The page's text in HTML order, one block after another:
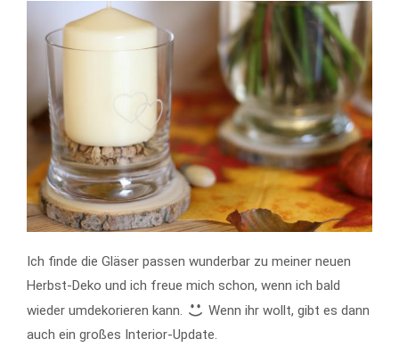
Ich finde die Gläser passen wunderbar zu meiner neuen
Herbst-Deko und ich freue mich schon, wenn ich bald
wieder umdekorieren kann.
Wenn ihr wollt, gibt es dann
auch ein großes Interior-Update.